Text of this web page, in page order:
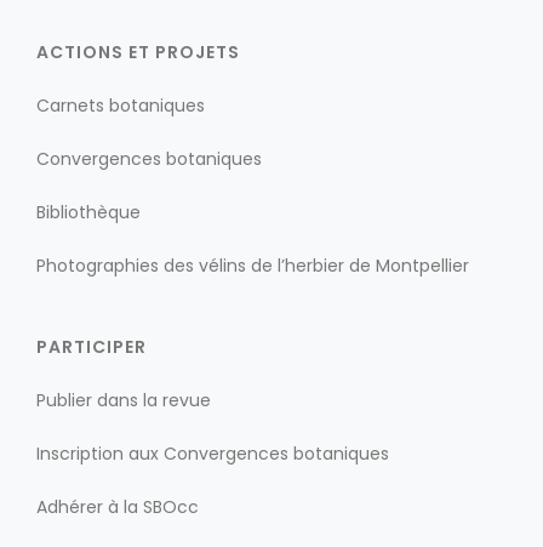
ACTIONS ET PROJETS
Carnets botaniques
Convergences botaniques
Bibliothèque
Photographies des vélins de l’herbier de Montpellier
PARTICIPER
Publier dans la revue
Inscription aux Convergences botaniques
Adhérer à la SBOcc